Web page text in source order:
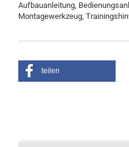
Aufbauanleitung,
Montagewerkzeug,
teilen